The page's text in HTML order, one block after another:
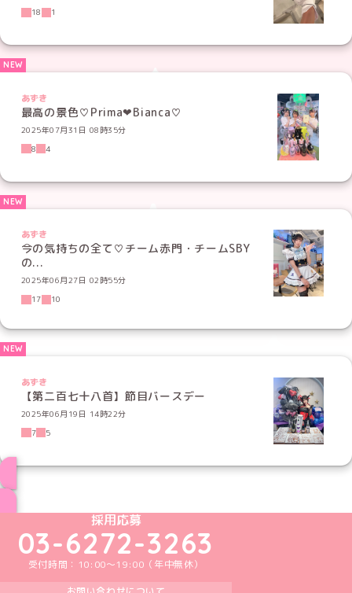
18
1
あずき
最高の景色♡Prima‪‪❤︎‬Bianca♡
2025年07月31日 08時35分
8
4
あずき
今の気持ちの全て♡チーム赤門・チームSBY
の...
2025年06月27日 02時55分
17
10
あずき
【第二百七十八首】節目バースデー
2025年06月19日 14時22分
7
5
めいどりーみんTikTok公式アカウント
めいどりーみんX公式アカウント
めいどりーみんInstagram公式アカウント
めいどりーみんFacebook公式アカウン
めいどりーみんYouTube公式アカ
採用応募
03-6272-3263
受付時間：10:00～19:00（年中無休）